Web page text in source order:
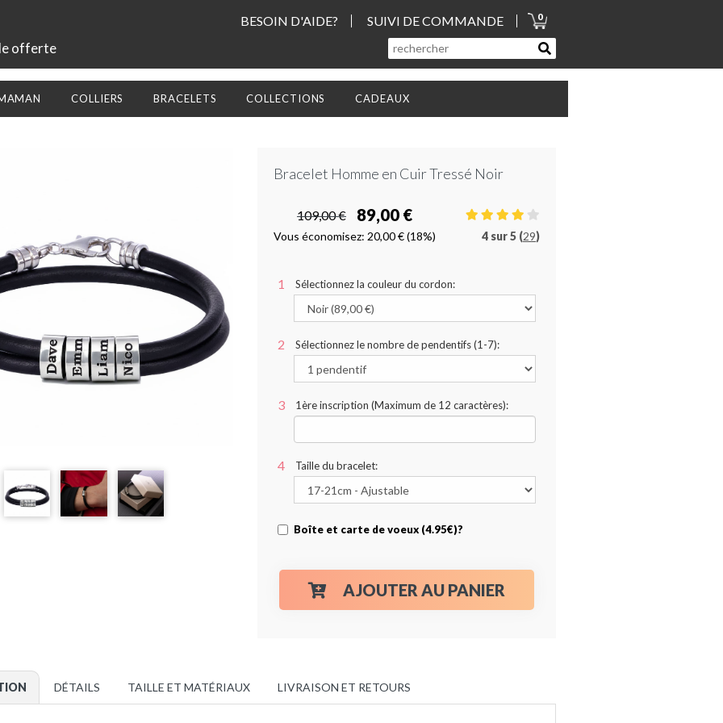
offerte
BESOIN D'AIDE? SUIVI DE COMMANDE 0
COLLIERS BRACELETS COLLECTIONS CADEAUX
Bracelet Homme en Cuir Tressé Noir
109,00 € 89,00 €
Vous économisez: 20,00 €(18%) 4 sur5 (29)
Sélectionnez la couleur du cordon:
Sélectionnez le nombre de pendentifs (1-7):
1ère inscription (Maximum de 12 caractères):
Taille du bracelet:
Boîte et carte de voeux (4.95€)?
AJOUTER AU PANIER
DÉTAILS TAILLE ET MATÉRIAUX LIVRAISON ET RETOURS